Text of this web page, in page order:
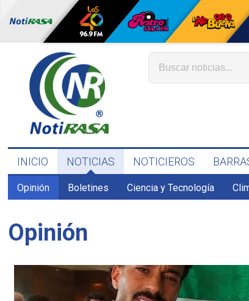
INICIO NOTICIAS NOTICIEROS
Opinión Boletines Ciencia y Tecnología
Opinión